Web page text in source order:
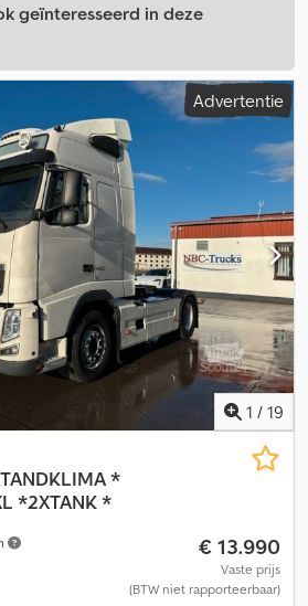
geïnteresseerd in deze
Advertentie
1 / 19
*
*2XTANK *
€ 13.990
Vaste prijs
(BTW niet rapporteerbaar)